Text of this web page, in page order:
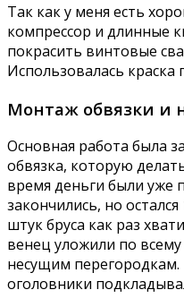
Так как у меня есть
компрессор и длинные
покрасить винтовые
Использовалась краска
Монтаж обвязки и
Основная работа была
обвязка, которую
время деньги были уже
закончились, но
штук бруса как раз
венец уложили по
несущим перегородкам.
оголовники